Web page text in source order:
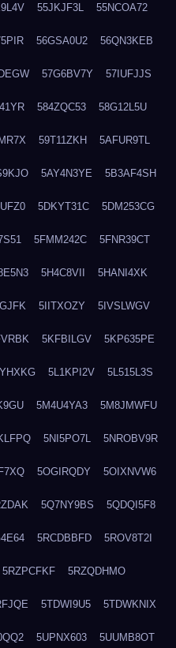
55JKJF3L 55NCOA72
56GSA0U2 56QN3KEB
57G6BV7Y 57IUFJJS
584ZQC53 58G12L5U
59T11ZKH 5AFUR9TL
5AY4N3YE 5B3AF4SH
5DKYT31C 5DM253CG
5FMM242C 5FNR39CT
5H4C8VII 5HANI4XK
5IITXOZY 5IVSLWGV
5KFBILGV 5KP635PE
5L1KPI2V 5L515L3S
5M4U4YA3 5M8JMWFU
5NI5PO7L 5NROBV9R
5OGIRQDY 5OIXNVW6
5Q7NY9BS 5QDQI5F8
5RCDBBFD 5ROV8T2I
5RZPCFKF 5RZQDHMO
5TDWI9U5 5TDWKNIX
5UPNX603 5UUMB8OT